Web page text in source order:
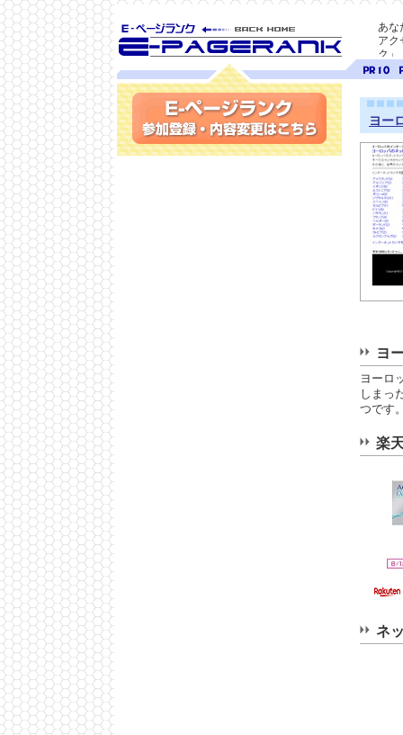
SEO対策に E-ページ
ランク
あな
アク
ク」
ランク
10
9
ヨー
ヨ
ヨーロ
しまっ
つです
楽
ネ
参加登録(無料)・内容変更